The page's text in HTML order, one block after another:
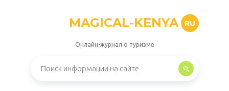
MAGICAL-KENYA RU
Онлайн-журнал о туризме